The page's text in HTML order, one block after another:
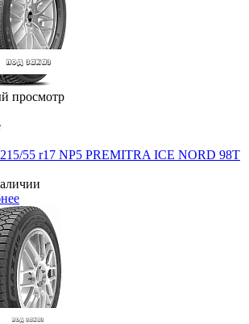
просмотр
55 r17 NP5 PREMITRA ICE NORD 98T